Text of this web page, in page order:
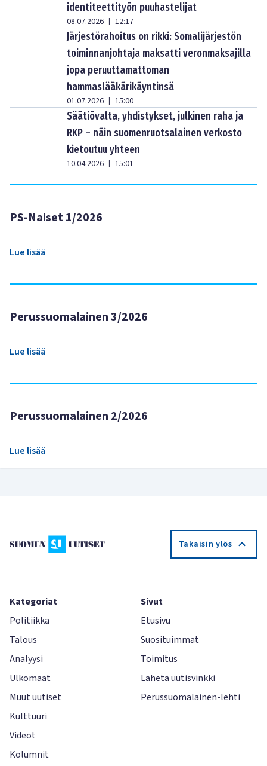
identiteettityön puuhastelijat
08.07.2026 | 12:17
Järjestörahoitus on rikki: Somalijärjestön
toiminnanjohtaja maksatti veronmaksajilla
jopa peruuttamattoman
hammaslääkärikäyntinsä
01.07.2026 | 15:00
Säätiövalta, yhdistykset, julkinen raha ja
RKP – näin suomenruotsalainen verkosto
kietoutuu yhteen
10.04.2026 | 15:01
PS-Naiset 1/2026
Lue lisää
Perussuomalainen 3/2026
Lue lisää
Perussuomalainen 2/2026
Lue lisää
Takaisin ylös
Kategoriat
Politiikka
Talous
Analyysi
Ulkomaat
Muut uutiset
Kulttuuri
Videot
Kolumnit
Sivut
Etusivu
Suosituimmat
Toimitus
Lähetä uutisvinkki
Perussuomalainen-lehti